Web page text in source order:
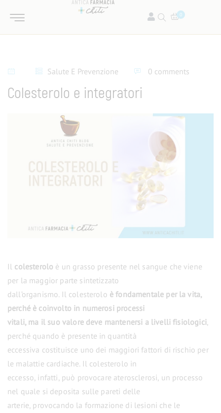
0
Salute E Prevenzione 0 comments
Colesterolo e integratori
Il colesterolo è un grasso presente nel sangue che viene
per la maggior parte sintetizzato
dall’organismo. Il colesterolo è fondamentale per la vita,
perché è coinvolto in numerosi processi
vitali, ma il suo valore deve mantenersi a livelli fisiologici,
perché quando è presente in quantità
eccessiva costituisce uno dei maggiori fattori di rischio per
le malattie cardiache. Il colesterolo in
eccesso, infatti, può provocare aterosclerosi, un processo
nel quale si deposita sulle pareti delle
arterie, provocando la formazione di lesioni che le